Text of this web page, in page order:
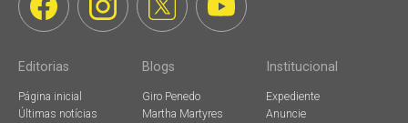
Editorias
Página inicial
Últimas notícias
Blogs
Giro Penedo
Martha Martyres
Institucional
Expediente
Anuncie